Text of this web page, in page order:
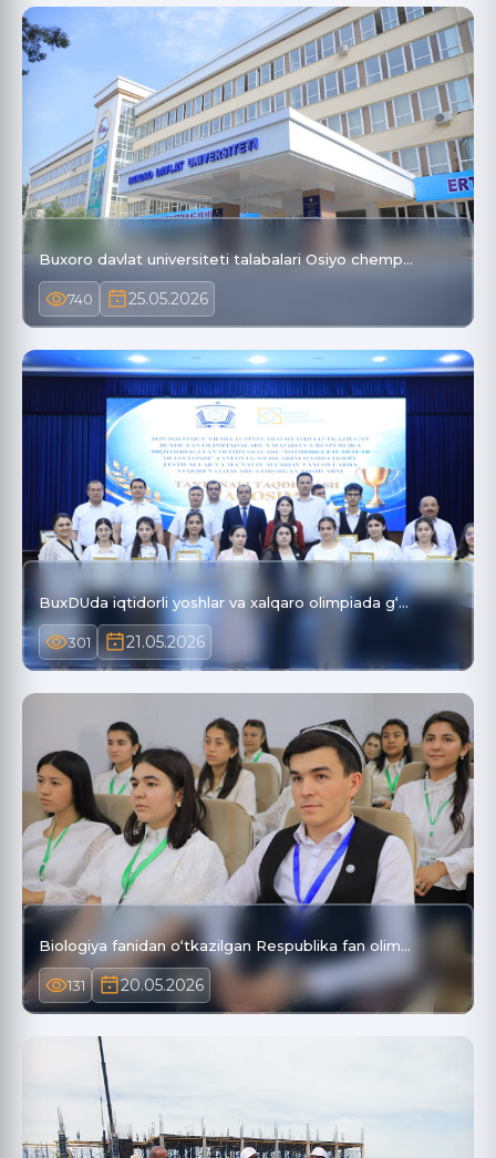
Buxoro davlat universiteti talabalari Osiyo chemp…
740 25.05.2026
BuxDUda iqtidorli yoshlar va xalqaro olimpiada g‘…
301 21.05.2026
Biologiya fanidan o‘tkazilgan Respublika fan olim…
131 20.05.2026